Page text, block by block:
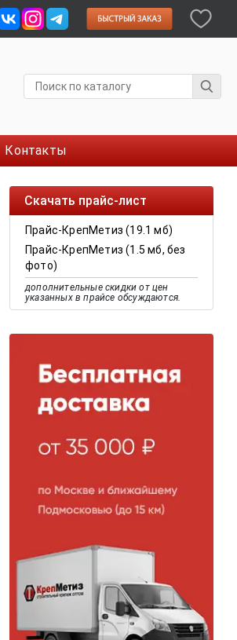
Контакты
Скачать прайс-лист
Прайс-КрепМетиз (19.1 мб)
Прайс-КрепМетиз (1.5 мб, без
фото)
дополнительные скидки от цен
указанных в прайсе обсуждаются.